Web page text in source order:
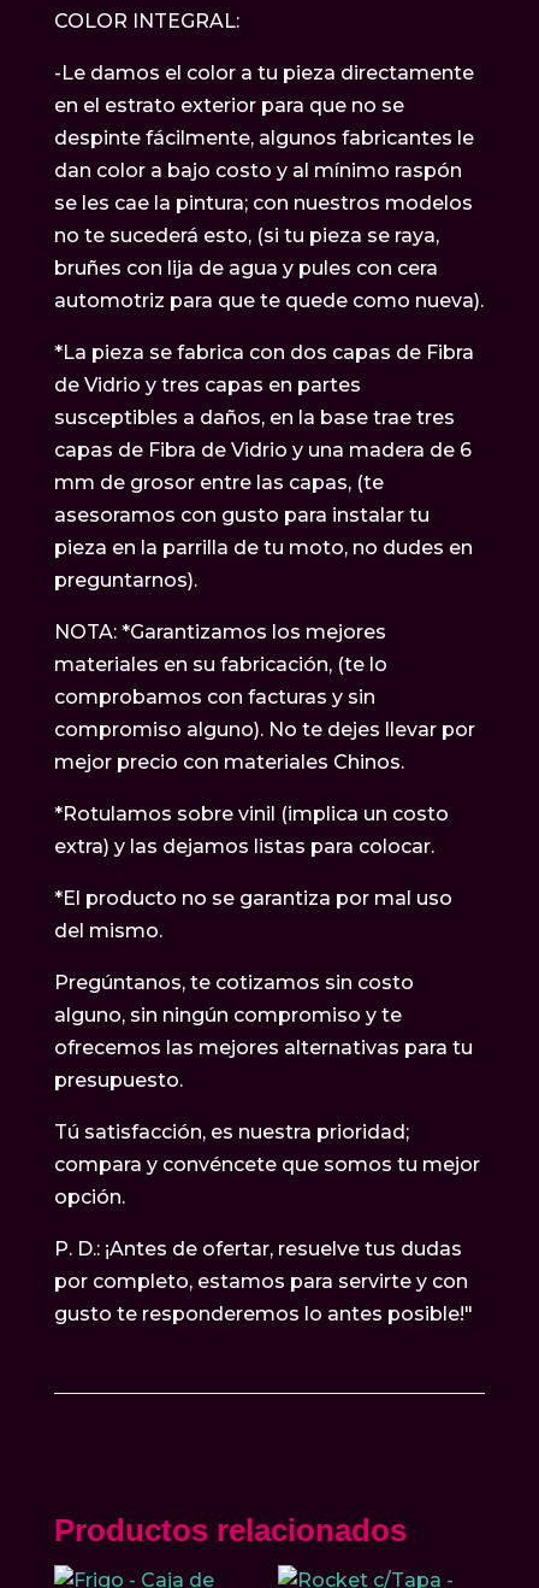
COLOR INTEGRAL:
-Le damos el color a tu pieza directamente
en el estrato exterior para que no se
despinte fácilmente, algunos fabricantes le
dan color a bajo costo y al mínimo raspón
se les cae la pintura; con nuestros modelos
no te sucederá esto, (si tu pieza se raya,
bruñes con lija de agua y pules con cera
automotriz para que te quede como nueva).
*La pieza se fabrica con dos capas de Fibra
de Vidrio y tres capas en partes
susceptibles a daños, en la base trae tres
capas de Fibra de Vidrio y una madera de 6
mm de grosor entre las capas, (te
asesoramos con gusto para instalar tu
pieza en la parrilla de tu moto, no dudes en
preguntarnos).
NOTA: *Garantizamos los mejores
materiales en su fabricación, (te lo
comprobamos con facturas y sin
compromiso alguno). No te dejes llevar por
mejor precio con materiales Chinos.
*Rotulamos sobre vinil (implica un costo
extra) y las dejamos listas para colocar.
*El producto no se garantiza por mal uso
del mismo.
Pregúntanos, te cotizamos sin costo
alguno, sin ningún compromiso y te
ofrecemos las mejores alternativas para tu
presupuesto.
Tú satisfacción, es nuestra prioridad;
compara y convéncete que somos tu mejor
opción.
P. D.: ¡Antes de ofertar, resuelve tus dudas
por completo, estamos para servirte y con
gusto te responderemos lo antes posible!"
Productos relacionados